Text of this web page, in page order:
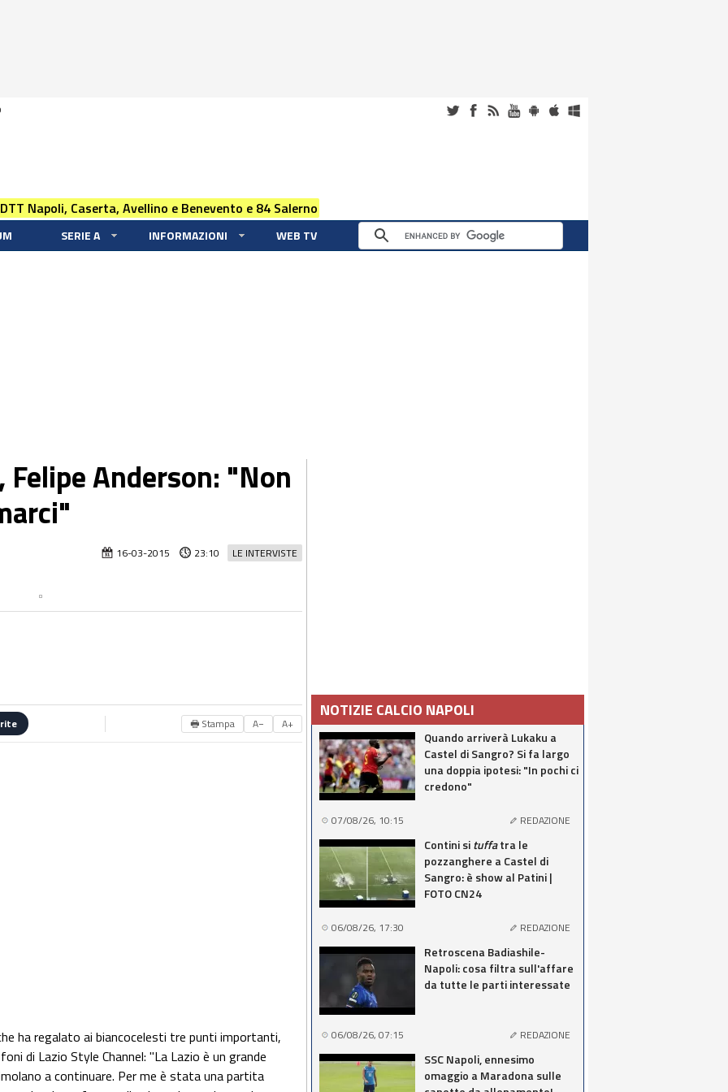
Napoli, Caserta, Avellino e Benevento e 84 Salerno
SERIE A INFORMAZIONI WEB TV
Anderson: "Non
LE INTERVISTE
16-03-2015 23:10
🖶 Stampa A− A+
ha regalato ai biancocelesti tre punti importanti,
di Lazio Style Channel: "La Lazio è un grande
a continuare. Per me è stata una partita
NOTIZIE CALCIO NAPOLI
Quando arriverà Lukaku a
Castel di Sangro? Si fa largo
una doppia ipotesi: "In pochi ci
credono"
07/08/26, 10:15 REDAZIONE
Contini situffatra le
pozzanghere a Castel di
Sangro: è show al Patini |
FOTO CN24
06/08/26, 17:30 REDAZIONE
Retroscena Badiashile-
Napoli: cosa filtra sull'affare
da tutte le parti interessate
06/08/26, 07:15 REDAZIONE
SSC Napoli, ennesimo
omaggio a Maradona sulle